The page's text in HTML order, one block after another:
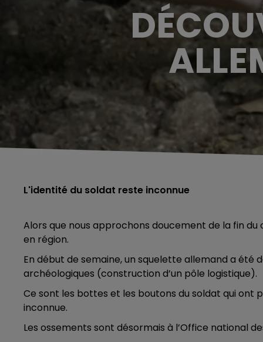
L'identité du soldat reste inconnue
Alors que nous approchons doucement de la fin
en région.
En début de semaine, un squelette allemand a été
archéologiques (construction d’un pôle logistique).
Ce sont les bottes et les boutons du soldat qui
inconnue.
Les ossements sont désormais à l’Office national